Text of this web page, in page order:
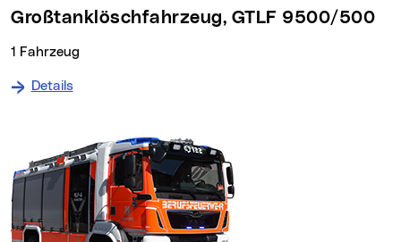
Großtanklöschfahrzeug, GTLF 9500/500
1 Fahrzeug
Details